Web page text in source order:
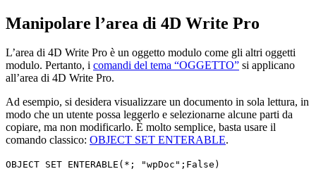
Manipolare l’area di 4D Write Pro
L’area di 4D Write Pro è un oggetto modulo come gli altri oggetti
modulo. Pertanto, i comandi del tema “OGGETTO” si applicano
all’area di 4D Write Pro.
Ad esempio, si desidera visualizzare un documento in sola lettura, in
modo che un utente possa leggerlo e selezionarne alcune parti da
copiare, ma non modificarlo. È molto semplice, basta usare il
comando classico: OBJECT SET ENTERABLE.
OBJECT SET ENTERABLE (*; "wpDoc"; False )